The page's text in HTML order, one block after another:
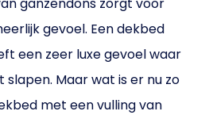
gevoel. Een dekbed
een zeer luxe gevoel waar
slapen. Maar wat is er nu zo
met een vulling van